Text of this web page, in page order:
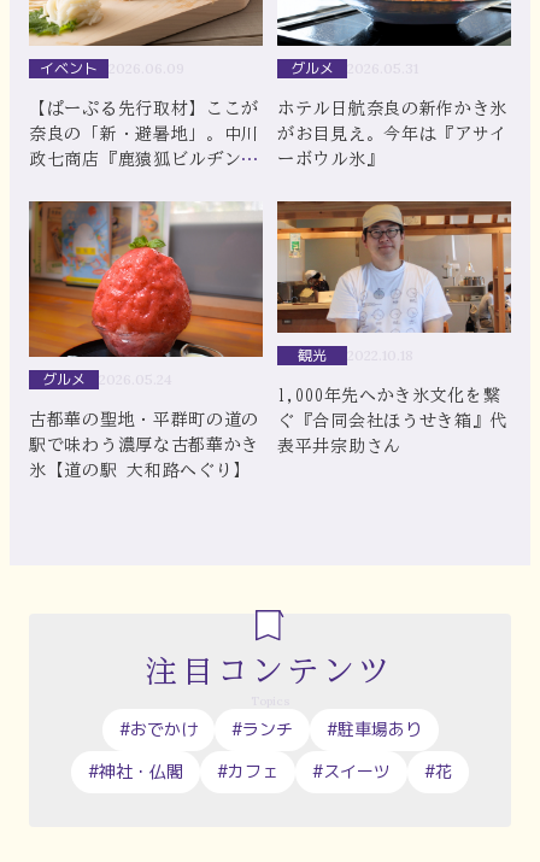
イベント
【ぱーぷる先行取材】ここが
奈良の「新・避暑地」。中川
政七商店『鹿猿狐ビルヂン
しの夏 が6月12日より開催
グルメ
ホテル日航奈良の新作かき氷
がお目見え。今年は『アサイ
ーボウル氷』
グルメ
古都華の聖地・平群町の道の
駅で味わう濃厚な古都華かき
氷【道の駅 大和路へぐり】
観光
1,000年先へかき氷文化を繋
ぐ『合同会社ほうせき箱』代
表平井宗助さん
注目コンテンツ
#おでかけ #ランチ
#駐車場あり
#神社・仏閣
#カフェ #スイーツ #花